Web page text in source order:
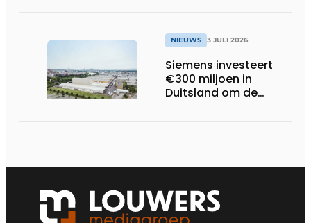
NIEUWS 3 JULI 2026
Siemens investeert
€300 miljoen in
Duitsland om de